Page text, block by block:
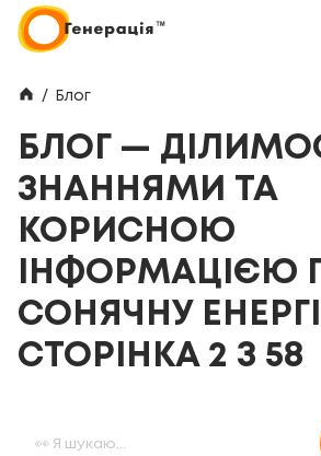
/ Блог
БЛОГ —
ЗНАННЯМИ ТА
КОРИСНОЮ
ІНФОРМАЦІЄЮ
СОНЯЧНУ
СТОРІНКА 2 З 58